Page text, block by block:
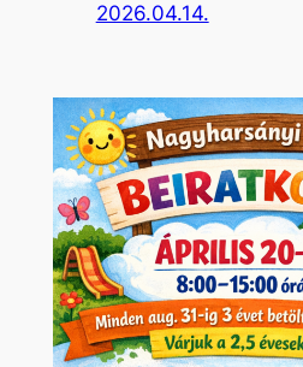
2026.04.14.